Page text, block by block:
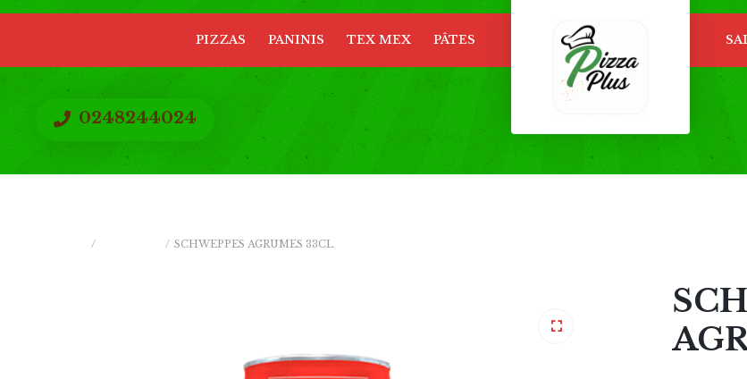
PIZZAS PANINIS TEX MEX PÂTES
0248244024
OBLIGATOIRE
SE SOUVENIR DE MOI
SE CONNECTER
/ / SCHWEPPES AGRUMES 33CL